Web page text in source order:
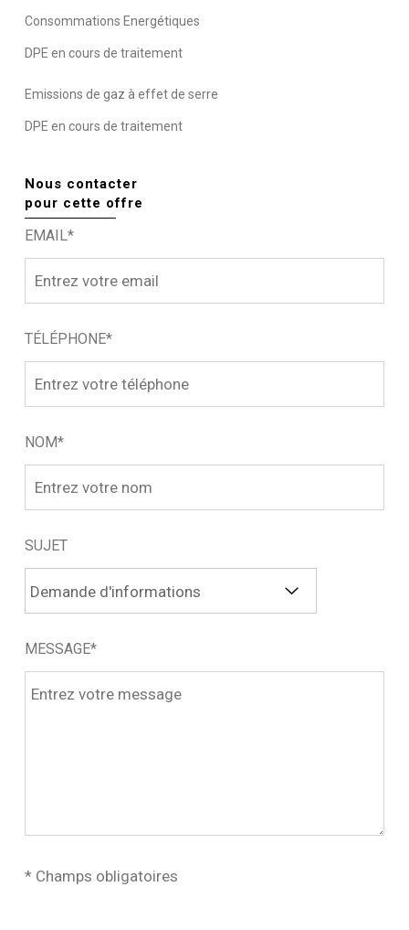
Consommations Energétiques
DPE en cours de traitement
Emissions de gaz à effet de serre
DPE en cours de traitement
Nous contacter
pour cette offre
EMAIL*
TÉLÉPHONE*
NOM*
SUJET
MESSAGE*
* Champs obligatoires